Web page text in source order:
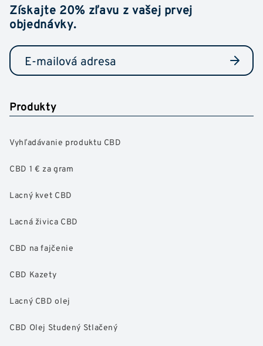
Získajte 20% zľavu z vašej prvej
objednávky.
Produkty
Vyhľadávanie produktu CBD
CBD 1 € za gram
Lacný kvet CBD
Lacná živica CBD
CBD na fajčenie
CBD Kazety
Lacný CBD olej
CBD Olej Studený Stlačený